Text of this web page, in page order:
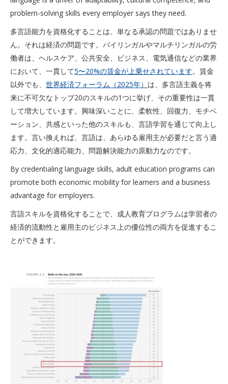
problem-solving skills every employer says they need.
多言語能力を資格化することは、単なる承認の問題ではありませ
ん。それは経済の問題です。バイリンガルやマルチリンガルの労
働者は、ヘルスケア、公共安全、ビジネス、電気通信などの業界
において、一貫して5〜20%の賃金が上乗せされています。賃金
以外でも、 世界経済フォーラム（2025年） は、多言語主義を将
来に不可欠なトップ20のスキルの1つに挙げ、その重要性は一貫
して増大しています。興味深いことに、柔軟性、回復力、モチベ
ーション、共感といった他のスキルも、言語学習を通じて向上し
ます。言い換えれば、言語は、あらゆる雇用主が必要だと言う適
応力、文化的適応能力、問題解決能力の原動力なのです。
By credentialing language skills, adult education programs can
promote both economic mobility for learners and a business
advantage for employers.
言語スキルを資格化することで、成人教育プログラムは学習者の
経済的流動性と雇用主のビジネス上の優位性の両方を促進するこ
とができます。